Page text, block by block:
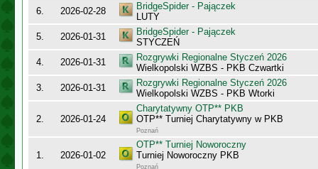
6.
2026-02-28
BridgeSpider - Pajączek
LUTY
5.
2026-01-31
BridgeSpider - Pajączek
STYCZEŃ
4.
2026-01-31
Rozgrywki Regionalne Styczeń 2026
Wielkopolski WZBS - PKB Czwartki
3.
2026-01-31
Rozgrywki Regionalne Styczeń 2026
Wielkopolski WZBS - PKB Wtorki
2. 2026-01-24
Charytatywny OTP** PKB
OTP** Turniej Charytatywny w PKB
Poznań
1. 2026-01-02
OTP** Turniej Noworoczny
Turniej Noworoczny PKB
Poznań